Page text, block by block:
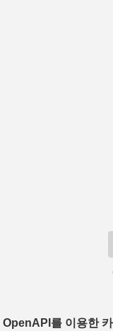
OpenAPI를 이용한